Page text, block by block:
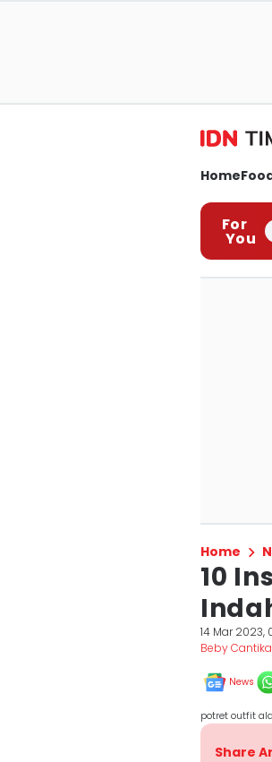
Home
For
You
Home
10
14 Mar 2023,
Beby Cantika
News
potret outfit
Share